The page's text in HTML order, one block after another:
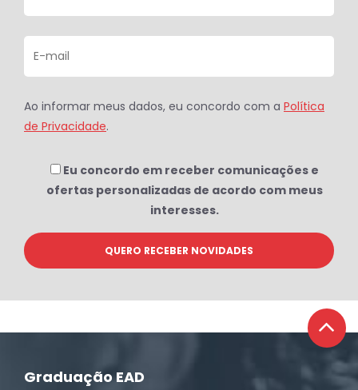
Ao informar meus dados, eu concordo com a Política
de Privacidade.
Eu concordo em receber comunicações e
ofertas personalizadas de acordo com meus
interesses.
Graduação EAD